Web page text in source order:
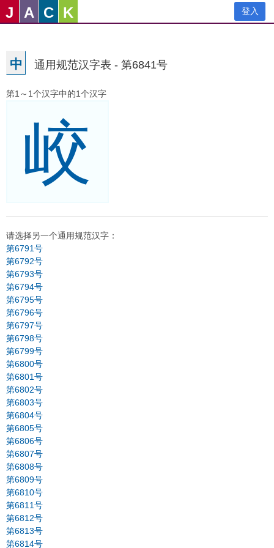
J A C K 登入
中 通用规范汉字表 - 第6841号
第1～1个汉字中的1个汉字
峧
请选择另一个通用规范汉字：
第6791号
第6792号
第6793号
第6794号
第6795号
第6796号
第6797号
第6798号
第6799号
第6800号
第6801号
第6802号
第6803号
第6804号
第6805号
第6806号
第6807号
第6808号
第6809号
第6810号
第6811号
第6812号
第6813号
第6814号